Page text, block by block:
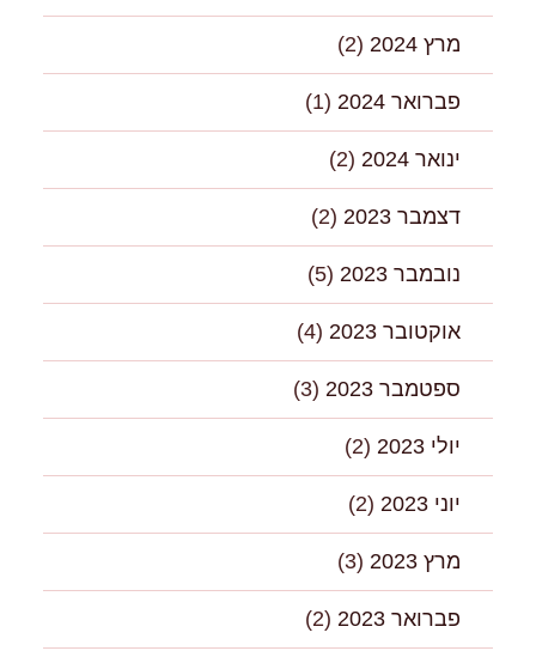
מרץ 2024 (2)
פברואר 2024 (1)
ינואר 2024 (2)
דצמבר 2023 (2)
נובמבר 2023 (5)
אוקטובר 2023 (4)
ספטמבר 2023 (3)
יולי 2023 (2)
יוני 2023 (2)
מרץ 2023 (3)
פברואר 2023 (2)